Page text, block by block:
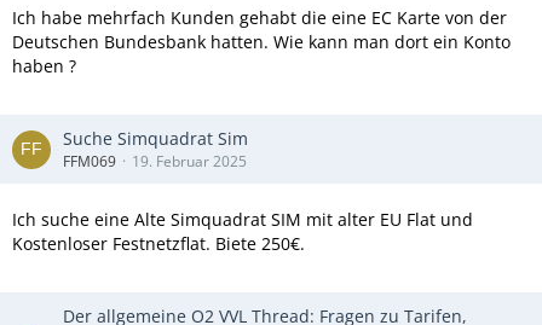
Ich habe mehrfach Kunden gehabt die eine EC Karte von der
Deutschen Bundesbank hatten. Wie kann man dort ein Konto
haben ?
Suche Simquadrat Sim
FFM069 19. Februar 2025
Ich suche eine Alte Simquadrat SIM mit alter EU Flat und
Kostenloser Festnetzflat. Biete 250€.
Der allgemeine O2 VVL Thread: Fragen zu Tarifen,